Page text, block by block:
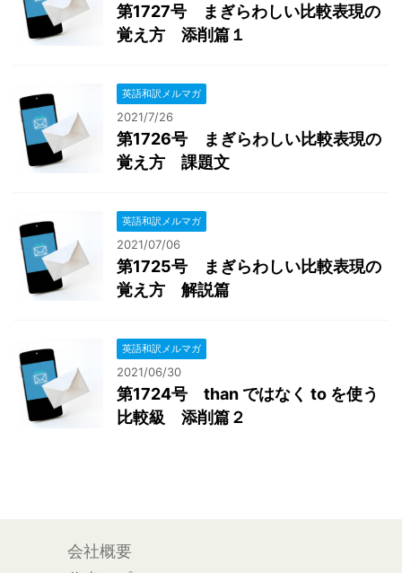
第1727号 まぎらわしい比較表現の
覚え方 添削篇１
英語和訳メルマガ
2021/7/26
第1726号 まぎらわしい比較表現の
覚え方 課題文
英語和訳メルマガ
2021/07/06
第1725号 まぎらわしい比較表現の
覚え方 解説篇
英語和訳メルマガ
2021/06/30
第1724号 than ではなく to を使う
比較級 添削篇２
会社概要